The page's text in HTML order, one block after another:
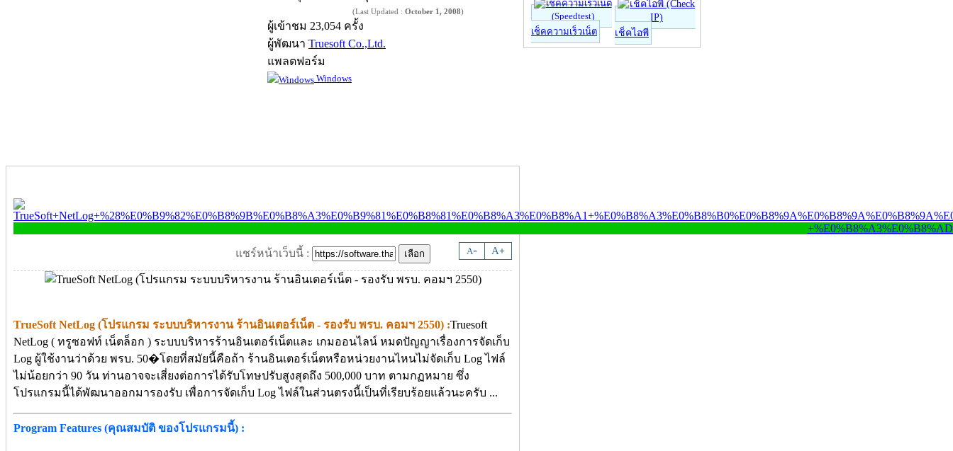
(Last Updated : October 1, 2008)
ผู้เข้าชม 23,054 ครั้ง
ผู้พัฒนา Truesoft Co.,Ltd.
แพลตฟอร์ม
Windows
A- A+
แชร์หน้าเว็บนี้ :
TrueSoft NetLog (โปรแกรม ระบบบริหารงาน ร้านอินเตอร์เน็ต - รองรับ พรบ. คอมฯ 2550) :Truesoft
NetLog ( ทรูซอฟท์ เน็ตล็อก ) ระบบบริหารร้านอินเตอร์เน็ตและ เกมออนไลน์ หมดปัญญาเรื่องการจัดเก็บ
Log ผู้ใช้งานว่าด้วย พรบ. 50�โดยที่สมัยนี้คือถ้า ร้านอินเตอร์เน็ตหรือหน่วยงานไหนไม่จัดเก็บ Log ไฟล์
ไม่น้อยกว่า 90 วัน ท่านอาจจะเสี่ยงต่อการได้รับโทษปรับสูงสุดถึง 500,000 บาท ตามกฏหมาย ซึ่ง
โปรแกรมนี้ได้พัฒนาออกมารองรับ เพื่อการจัดเก็บ Log ไฟล์ในส่วนตรงนี้เป็นที่เรียบร้อยแล้วนะครับ ...
Program Features (คุณสมบัติ ของโปรแกรมนี้) :
เช็คความเร็วเน็ต เช็คไอพี